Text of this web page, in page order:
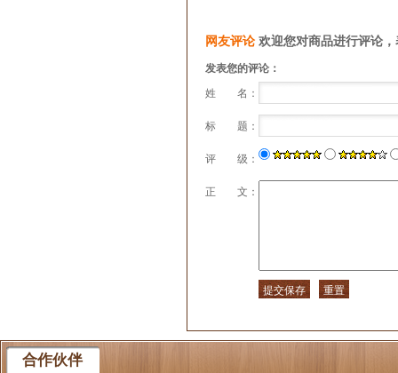
网友评论 欢迎您对商品进行评论
发表您的评论：
姓 名：
标 题：
评 级：
正 文：
合作伙伴